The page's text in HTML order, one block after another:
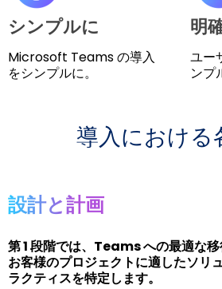
シンプルに
Microsoft Teams の導入
をシンプルに。
明
ユー
ンプ
導入における
設計と計画
第 1 段階では、Teams への最適な移
お客様のプロジェクトに適したソリ
ラクティスを特定します。